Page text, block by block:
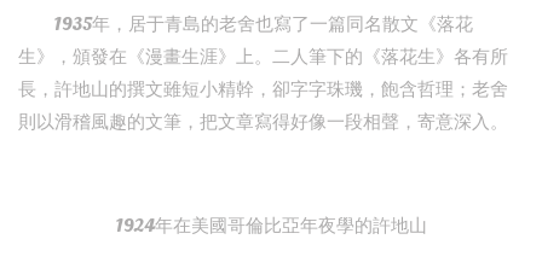
1935年，居于青島的老舍也寫了一篇同名散文《落花
生》，頒發在《漫畫生涯》上。二人筆下的《落花生》各有所
長，許地山的撰文雖短小精幹，卻字字珠璣，飽含哲理；老舍
則以滑稽風趣的文筆，把文章寫得好像一段相聲，寄意深入。
1924年在美國哥倫比亞年夜學的許地山